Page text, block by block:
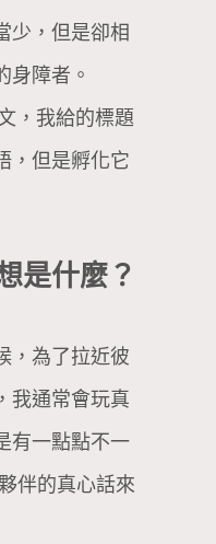
少，但是卻相
身障者。
，我給的標題
，但是孵化它
是什麼？
，為了拉近彼
我通常會玩真
有一點點不一
伴的真心話來